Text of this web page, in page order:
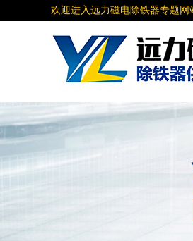
欢迎进入远力磁电除铁器专题